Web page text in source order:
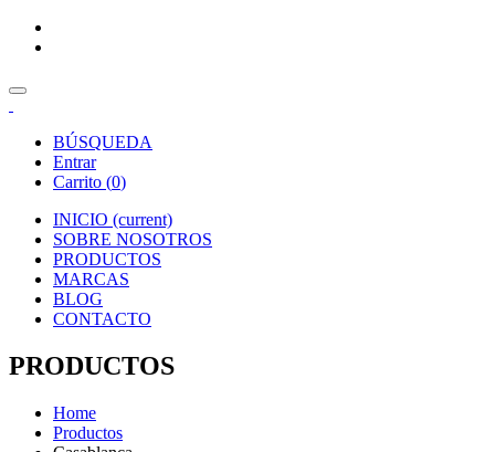
BÚSQUEDA
Entrar
Carrito (0)
INICIO (current)
SOBRE NOSOTROS
PRODUCTOS
MARCAS
BLOG
CONTACTO
PRODUCTOS
Home
Productos